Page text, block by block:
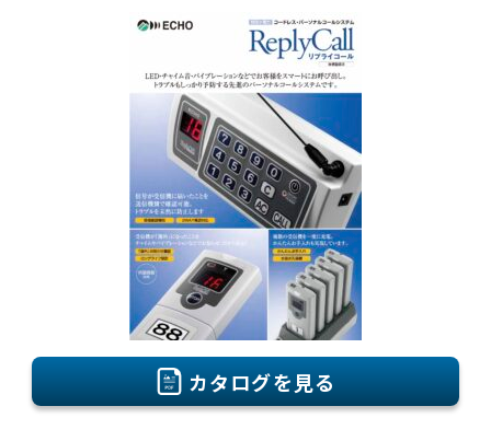
カタログを見る